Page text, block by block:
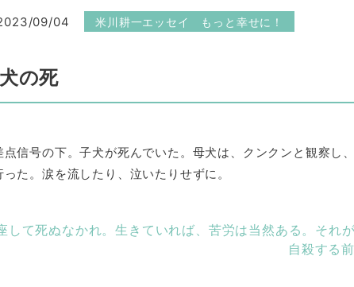
09/04 米川耕一エッセイ もっと幸せに！
の死
点信号の下。子犬が死んでいた。母犬は、クンクンと観察し
った。涙を流したり、泣いたりせずに。
して死ぬなかれ。生きていれば、苦労は当然ある。それが
自殺する